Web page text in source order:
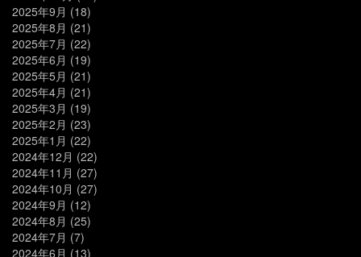
2025年9月 (18)
2025年8月 (21)
2025年7月 (22)
2025年6月 (19)
2025年5月 (21)
2025年4月 (21)
2025年3月 (19)
2025年2月 (23)
2025年1月 (22)
2024年12月 (22)
2024年11月 (27)
2024年10月 (27)
2024年9月 (12)
2024年8月 (25)
2024年7月 (7)
2024年6月 (13)